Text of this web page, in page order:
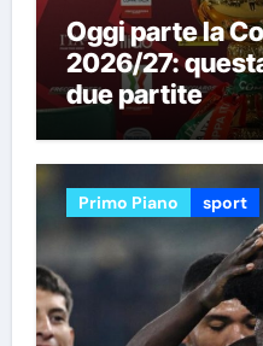
Oggi parte la
2026/27:
due partite
Primo Piano sport